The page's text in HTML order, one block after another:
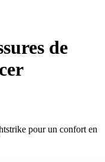
de
pour un confort en